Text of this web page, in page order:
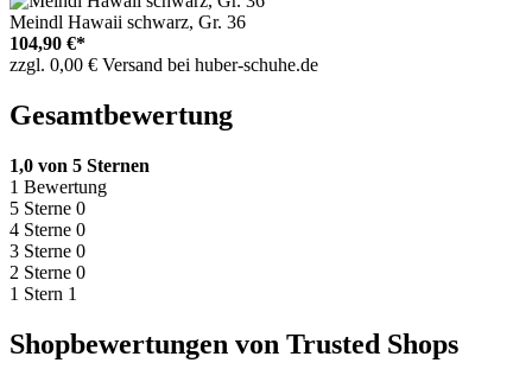
Meindl Hawaii schwarz, Gr. 36
104,90 €*
zzgl. 0,00 € Versand bei huber-schuhe.de
Gesamtbewertung
1,0 von 5 Sternen
1 Bewertung
5 Sterne 0
4 Sterne 0
3 Sterne 0
2 Sterne 0
1 Stern 1
Shopbewertungen von Trusted Shops